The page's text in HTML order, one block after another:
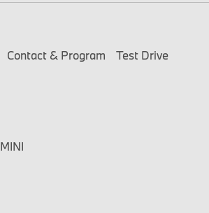
Contact & Program
Test Drive
MINI